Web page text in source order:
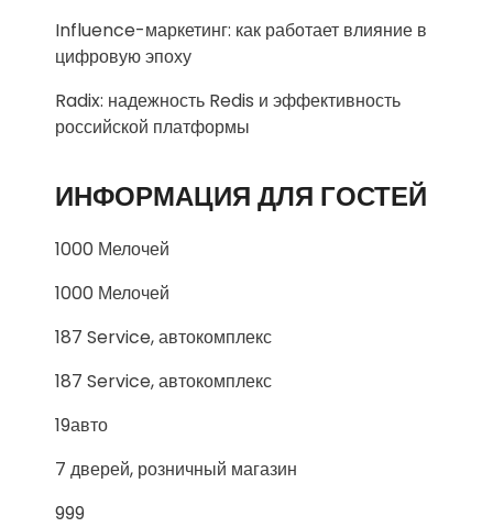
Influence-маркетинг: как работает влияние в
цифровую эпоху
Radix: надежность Redis и эффективность
российской платформы
ИНФОРМАЦИЯ ДЛЯ ГОСТЕЙ
1000 Мелочей
1000 Мелочей
187 Service, автокомплекс
187 Service, автокомплекс
19авто
7 дверей, розничный магазин
999